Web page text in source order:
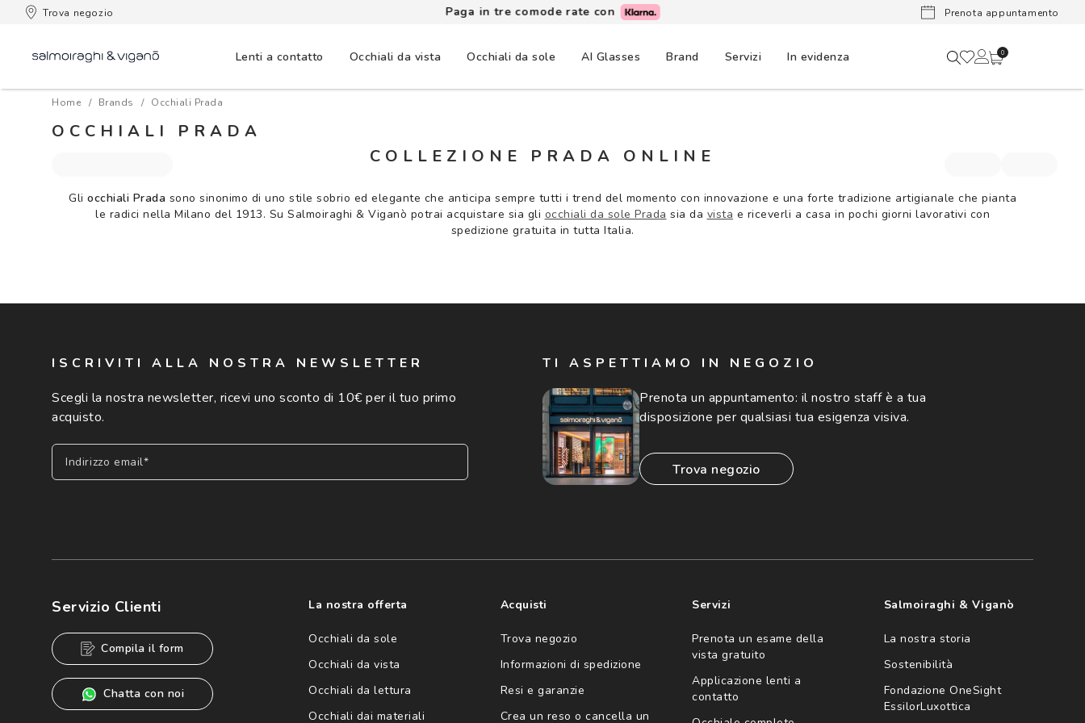
Trova negozio Paga in tre comode rate con Lenti a
Prenota appuntamento
Lenti a contatto Occhiali da vista Occhiali da sole AI Glasses Brand Servizi In evidenza 0
Home Brands Occhiali Prada
OCCHIALI PRADA
COLLEZIONE PRADA ONLINE
Gli occhiali Prada sono sinonimo di uno stile sobrio ed elegante che anticipa sempre tutti i trend del momento con innovazione e una forte tradizione artigianale che pianta
le radici nella Milano del 1913. Su Salmoiraghi & Viganò potrai acquistare sia gli occhiali da sole Prada sia da vista e riceverli a casa in pochi giorni lavorativi con
spedizione gratuita in tutta Italia.
ISCRIVITI ALLA NOSTRA NEWSLETTER
Scegli la nostra newsletter, ricevi uno sconto di 10€ per il tuo primo
acquisto.
Indirizzo email*
speciali, novità ed altre comunicazioni di carattere pubblicitario (consultare
Informativa sulla privacy
per ulteriori informazioni).
TI ASPETTIAMO IN NEGOZIO
Prenota un appuntamento: il nostro staff è a tua
disposizione per qualsiasi tua esigenza visiva.
trova negozio
Servizio Clienti
Compila il form
Chatta con noi
La nostra offerta
Occhiali da sole
Occhiali da vista
Occhiali da lettura
Occhiali dai materiali
Acquisti
Trova negozio
Informazioni di spedizione
Resi e garanzie
Crea un reso o cancella un
Servizi
Prenota un esame della
vista gratuito
Applicazione lenti a
contatto
Salmoiraghi & Viganò
La nostra storia
Sostenibilità
Fondazione OneSight
EssilorLuxottica